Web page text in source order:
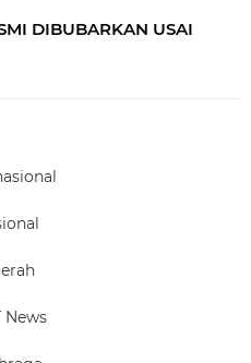
diusut KPK. Perry
DIBUBARKAN USAI
News